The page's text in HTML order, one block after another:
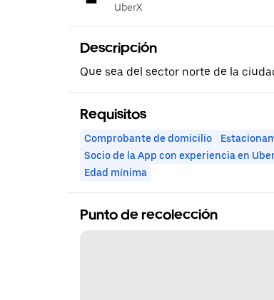
UberX
Descripción
Que sea del sector norte de la
Requisitos
Comprobante de domicilio
Socio de la App con experiencia en
Edad mínima
Punto de recolección